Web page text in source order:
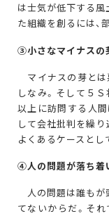
は士気が低下する風
た組織を創るには、
③小さなマイナスの
マイナスの芽とは
しなみ。そして５
以上に訪問する人
して会社批判を繰り
よくあるケースとし
④人の問題が落ち着
人の問題は誰もが
てないからだ。そ